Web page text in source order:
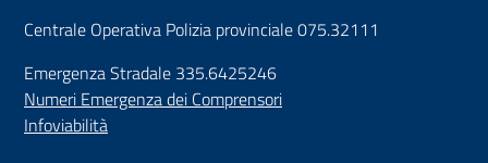
Centrale Operativa Polizia provinciale 075.32111
Emergenza Stradale 335.6425246
Numeri Emergenza dei Comprensori
Infoviabilità